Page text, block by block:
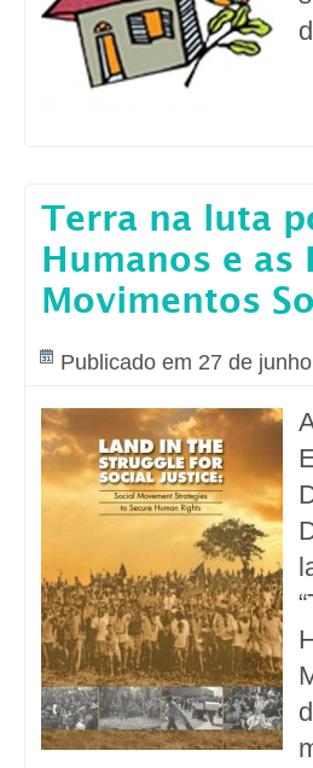
Terra na luta
Humanos e as
Movimentos
Publicado em 27 de